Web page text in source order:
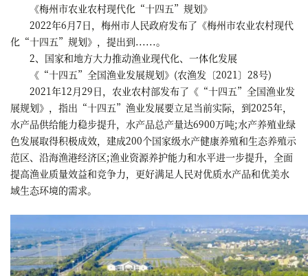
《梅州市农业农村现代化“十四五”规划》
2022年6月7日，梅州市人民政府发布了《梅州市农业农村现代
化“十四五”规划》，提出到......。
2、国家和地方大力推动渔业现代化、一体化发展
《“十四五”全国渔业发展规划》(农渔发〔2021〕28号)
2021年12月29日，农业农村部发布了《“十四五”全国渔业发
展规划》，指出“十四五”渔业发展要立足当前实际，到2025年，
水产品供给能力稳步提升，水产品总产量达6900万吨;水产养殖业绿
色发展取得积极成效，建成200个国家级水产健康养殖和生态养殖示
范区、沿海渔港经济区;渔业资源养护能力和水平进一步提升，全面
提高渔业质量效益和竞争力，更好满足人民对优质水产品和优美水
域生态环境的需求。